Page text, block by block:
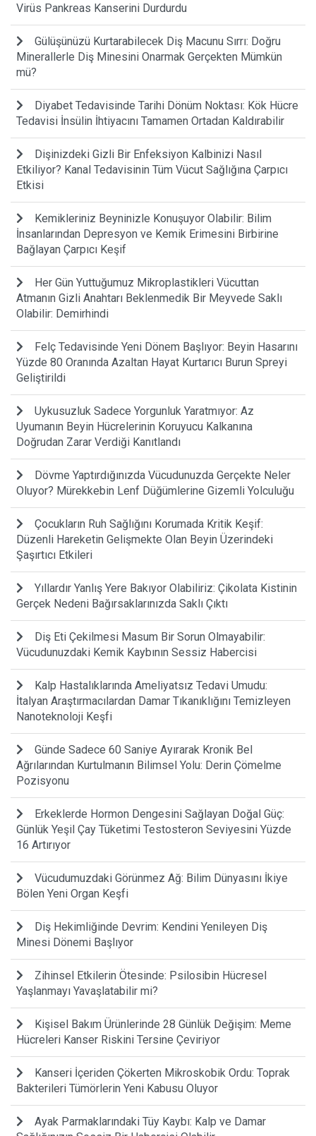
Virüs Pankreas Kanserini Durdurdu
Gülüşünüzü Kurtarabilecek Diş Macunu Sırrı: Doğru
Minerallerle Diş Minesini Onarmak Gerçekten Mümkün
mü?
Diyabet Tedavisinde Tarihi Dönüm Noktası: Kök Hücre
Tedavisi İnsülin İhtiyacını Tamamen Ortadan Kaldırabilir
Dişinizdeki Gizli Bir Enfeksiyon Kalbinizi Nasıl
Etkiliyor? Kanal Tedavisinin Tüm Vücut Sağlığına Çarpıcı
Etkisi
Kemikleriniz Beyninizle Konuşuyor Olabilir: Bilim
İnsanlarından Depresyon ve Kemik Erimesini Birbirine
Bağlayan Çarpıcı Keşif
Her Gün Yuttuğumuz Mikroplastikleri Vücuttan
Atmanın Gizli Anahtarı Beklenmedik Bir Meyvede Saklı
Olabilir: Demirhindi
Felç Tedavisinde Yeni Dönem Başlıyor: Beyin Hasarını
Yüzde 80 Oranında Azaltan Hayat Kurtarıcı Burun Spreyi
Geliştirildi
Uykusuzluk Sadece Yorgunluk Yaratmıyor: Az
Uyumanın Beyin Hücrelerinin Koruyucu Kalkanına
Doğrudan Zarar Verdiği Kanıtlandı
Dövme Yaptırdığınızda Vücudunuzda Gerçekte Neler
Oluyor? Mürekkebin Lenf Düğümlerine Gizemli Yolculuğu
Çocukların Ruh Sağlığını Korumada Kritik Keşif:
Düzenli Hareketin Gelişmekte Olan Beyin Üzerindeki
Şaşırtıcı Etkileri
Yıllardır Yanlış Yere Bakıyor Olabiliriz: Çikolata Kistinin
Gerçek Nedeni Bağırsaklarınızda Saklı Çıktı
Diş Eti Çekilmesi Masum Bir Sorun Olmayabilir:
Vücudunuzdaki Kemik Kaybının Sessiz Habercisi
Kalp Hastalıklarında Ameliyatsız Tedavi Umudu:
İtalyan Araştırmacılardan Damar Tıkanıklığını Temizleyen
Nanoteknoloji Keşfi
Günde Sadece 60 Saniye Ayırarak Kronik Bel
Ağrılarından Kurtulmanın Bilimsel Yolu: Derin Çömelme
Pozisyonu
Erkeklerde Hormon Dengesini Sağlayan Doğal Güç:
Günlük Yeşil Çay Tüketimi Testosteron Seviyesini Yüzde
16 Artırıyor
Vücudumuzdaki Görünmez Ağ: Bilim Dünyasını İkiye
Bölen Yeni Organ Keşfi
Diş Hekimliğinde Devrim: Kendini Yenileyen Diş
Minesi Dönemi Başlıyor
Zihinsel Etkilerin Ötesinde: Psilosibin Hücresel
Yaşlanmayı Yavaşlatabilir mi?
Kişisel Bakım Ürünlerinde 28 Günlük Değişim: Meme
Hücreleri Kanser Riskini Tersine Çeviriyor
Kanseri İçeriden Çökerten Mikroskobik Ordu: Toprak
Bakterileri Tümörlerin Yeni Kabusu Oluyor
Ayak Parmaklarındaki Tüy Kaybı: Kalp ve Damar